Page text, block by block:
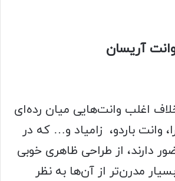
آریسان
اغلب وانت‌هایی میان رده‌ای
وانت باردو، زامیاد و… که در
دارند، از طراحی ظاهری خوبی
مدرن‌تر از آن‌ها به نظر